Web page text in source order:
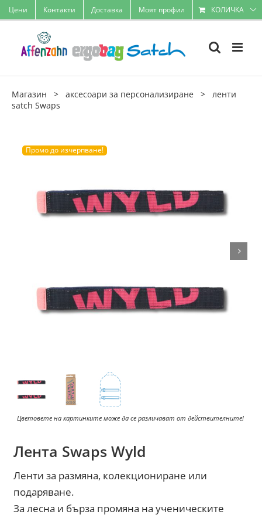
Skip
to
Цени Контакти Доставка Моят профил КОЛИЧКА
Магазин > аксесоари за персонализиране > ленти
satch Swaps
Промо до изчерпване!
Цветовете на картинките може да се различават от действителните!
Лента Swaps Wyld
Ленти за размяна, колекциониране или
подаряване.
За лесна и бърза промяна на ученическите